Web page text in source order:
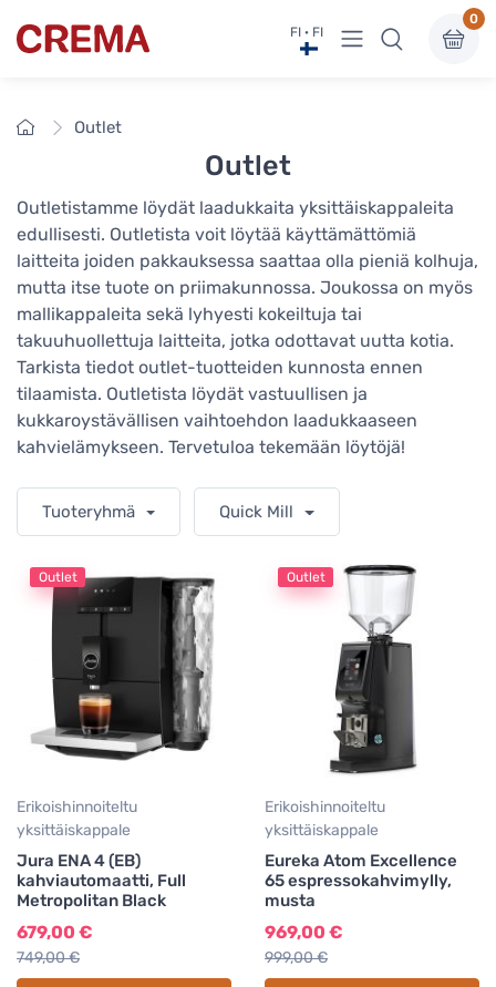
Crema FI · FI Näytä valikko
0
EtusivuOutlet
Outlet
Outletistamme löydät laadukkaita yksittäiskappaleita
edullisesti. Outletista voit löytää käyttämättömiä
laitteita joiden pakkauksessa saattaa olla pieniä kolhuja,
mutta itse tuote on priimakunnossa. Joukossa on myös
mallikappaleita sekä lyhyesti kokeiltuja tai
takuuhuollettuja laitteita, jotka odottavat uutta kotia.
Tarkista tiedot outlet-tuotteiden kunnosta ennen
tilaamista. Outletista löydät vastuullisen ja
kukkaroystävällisen vaihtoehdon laadukkaaseen
kahvielämykseen. Tervetuloa tekemään löytöjä!
Tuoteryhmä Quick Mill
Outlet
Erikoishinnoiteltu
yksittäiskappale
Jura ENA 4 (EB)
kahviautomaatti, Full
Metropolitan Black
679,00 €
749,00 €
Outlet
Erikoishinnoiteltu
yksittäiskappale
Eureka Atom Excellence
65 espressokahvimylly,
musta
969,00 €
999,00 €